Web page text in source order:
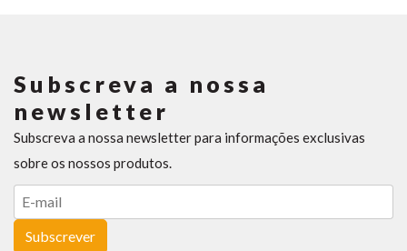
Subscreva a nossa
newsletter
Subscreva a nossa newsletter para informações exclusivas
sobre os nossos produtos.
Subscrever